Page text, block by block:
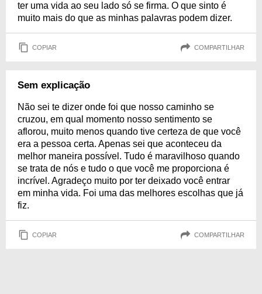
ter uma vida ao seu lado só se firma. O que sinto é
muito mais do que as minhas palavras podem dizer.
COPIAR COMPARTILHAR
Sem explicação
Não sei te dizer onde foi que nosso caminho se
cruzou, em qual momento nosso sentimento se
aflorou, muito menos quando tive certeza de que você
era a pessoa certa. Apenas sei que aconteceu da
melhor maneira possível. Tudo é maravilhoso quando
se trata de nós e tudo o que você me proporciona é
incrível. Agradeço muito por ter deixado você entrar
em minha vida. Foi uma das melhores escolhas que já
fiz.
COPIAR COMPARTILHAR